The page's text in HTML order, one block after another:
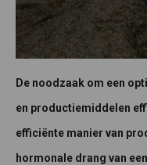
De noodzaak om een
en productiemiddelen
efficiënte manier van
hormonale drang van